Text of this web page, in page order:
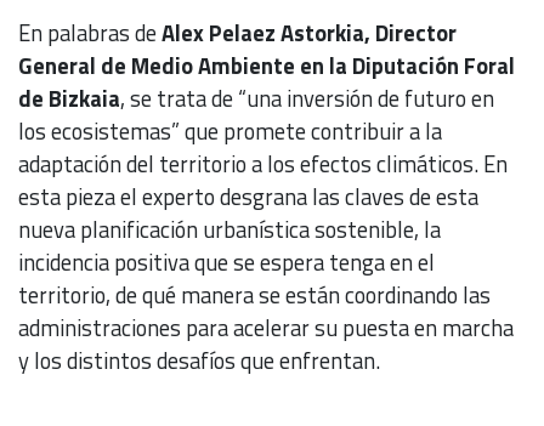
En palabras deAlex Pelaez Astorkia, Director
General de Medio Ambiente en la Diputación Foral
de Bizkaia, se trata de “una inversión de futuro en
los ecosistemas” que promete contribuir a la
adaptación del territorio a los efectos climáticos. En
esta pieza el experto desgrana las claves de esta
nueva planificación urbanística sostenible, la
incidencia positiva que se espera tenga en el
territorio, de qué manera se están coordinando las
administraciones para acelerar su puesta en marcha
y los distintos desafíos que enfrentan.